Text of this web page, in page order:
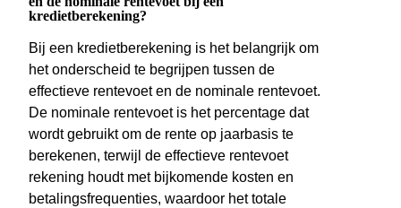
kredietberekening?
Bij een kredietberekening is het belangrijk om
het onderscheid te begrijpen tussen de
effectieve rentevoet en de nominale rentevoet.
De nominale rentevoet is het percentage dat
wordt gebruikt om de rente op jaarbasis te
berekenen, terwijl de effectieve rentevoet
rekening houdt met bijkomende kosten en
betalingsfrequenties, waardoor het totale